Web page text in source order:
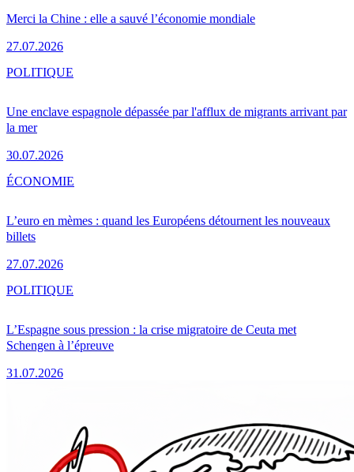
Merci la Chine : elle a sauvé l’économie mondiale
27.07.2026
Une enclave espagnole dépassée par l'afflux de migrants arrivant par
la mer
30.07.2026
POLITIQUE
L’euro en mèmes : quand les Européens détournent les nouveaux
billets
27.07.2026
ÉCONOMIE
L’Espagne sous pression : la crise migratoire de Ceuta met
Schengen à l’épreuve
31.07.2026
POLITIQUE